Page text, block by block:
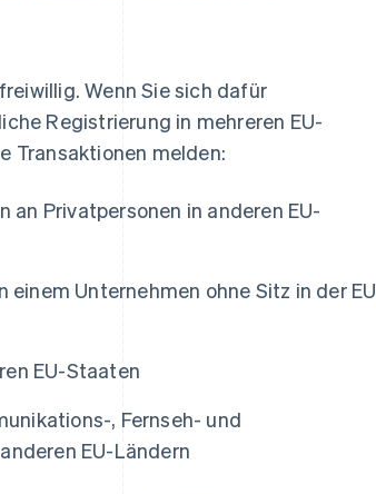
Wenn Sie sich dafür
Registrierung in mehreren EU-
Transaktionen melden:
Privatpersonen in anderen EU-
Unternehmen ohne Sitz in der EU
EU-Staaten
, Fernseh- und
EU-Ländern